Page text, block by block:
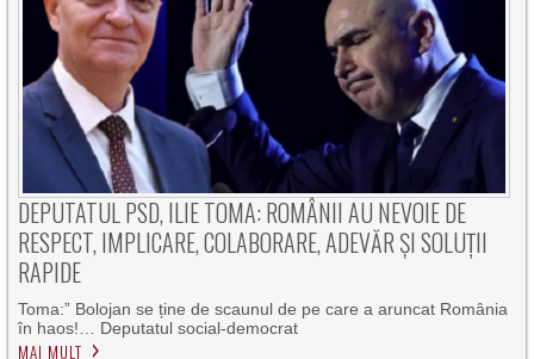
DEPUTATUL PSD, ILIE TOMA: ROMÂNII AU NEVOIE DE
RESPECT, IMPLICARE, COLABORARE, ADEVĂR ȘI SOLUȚII
RAPIDE
Toma:” Bolojan se ține de scaunul de pe care a aruncat România
în haos!… Deputatul social-democrat
MAI MULT